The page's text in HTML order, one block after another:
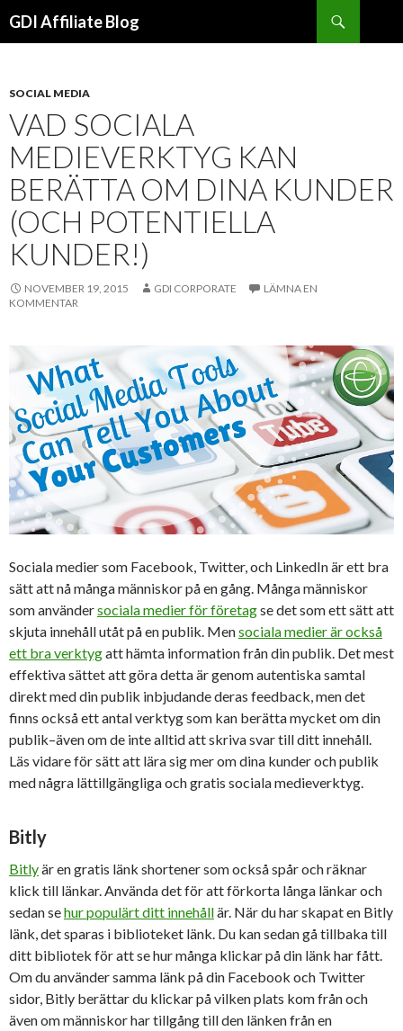
GDI Affiliate Blog
SOCIAL MEDIA
VAD SOCIALA
MEDIEVERKTYG KAN
BERÄTTA OM DINA KUNDER
(OCH POTENTIELLA
KUNDER!)
NOVEMBER 19, 2015 GDI CORPORATE
LÄMNA EN
KOMMENTAR
Sociala medier som Facebook, Twitter, och LinkedIn är ett bra
sätt att nå många människor på en gång. Många människor
som användersociala medier för företagse det som ett sätt att
skjuta innehåll utåt på en publik. Mensociala medier är också
ett bra verktygatt hämta information från din publik. Det mest
effektiva sättet att göra detta är genom autentiska samtal
direkt med din publik inbjudande deras feedback, men det
finns också ett antal verktyg som kan berätta mycket om din
publik–även om de inte alltid att skriva svar till ditt innehåll.
Läs vidare för sätt att lära sig mer om dina kunder och publik
med några lättillgängliga och gratis sociala medieverktyg.
Bitly
Bitlyär en gratis länk shortener som också spår och räknar
klick till länkar. Använda det för att förkorta långa länkar och
sedan sehur populärt ditt innehållär. När du har skapat en Bitly
länk, det sparas i biblioteket länk. Du kan sedan gå tillbaka till
ditt bibliotek för att se hur många klickar på din länk har fått.
Om du använder samma länk på din Facebook och Twitter
sidor, Bitly berättar du klickar på vilken plats kom från och
även om människor har tillgång till den länken från en